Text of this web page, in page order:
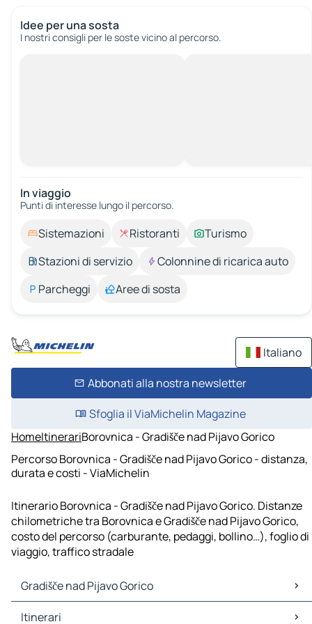
Idee per una sosta
I nostri consigli per le soste vicino al percorso.
In viaggio
Punti di interesse lungo il percorso.
Sistemazioni Ristoranti
Turismo
Stazioni di servizio
Colonnine di ricarica auto
Parcheggi
Aree di sosta
Italiano
Abbonati alla nostra newsletter
Sfoglia il ViaMichelin Magazine
HomeItinerariBorovnica - Gradišče nad Pijavo Gorico
Percorso Borovnica - Gradišče nad Pijavo Gorico - distanza,
durata e costi - ViaMichelin
Itinerario Borovnica - Gradišče nad Pijavo Gorico. Distanze
chilometriche tra Borovnica e Gradišče nad Pijavo Gorico,
costo del percorso (carburante, pedaggi, bollino…), foglio di
viaggio, traffico stradale
Gradišče nad Pijavo Gorico
Gradišče nad Pijavo Gorico Mappe Piantine
Itinerari